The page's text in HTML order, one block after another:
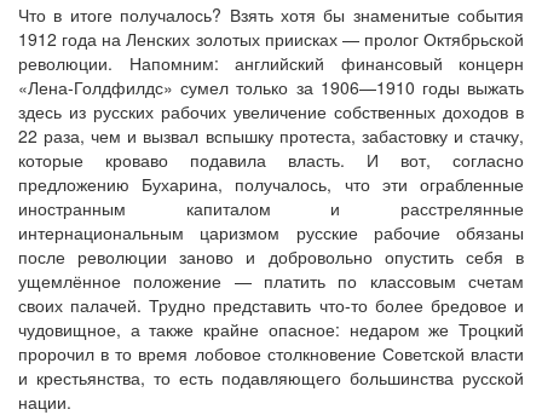
Что в итоге получалось? Взять хотя бы знаменитые события
1912 года на Ленских золотых приисках — пролог Октябрьской
революции. Напомним: английский финансовый концерн
«Лена-Голдфилдс» сумел только за 1906—1910 годы выжать
здесь из русских рабочих увеличение собственных доходов в
22 раза, чем и вызвал вспышку протеста, забастовку и стачку,
которые кроваво подавила власть. И вот, согласно
предложению Бухарина, получалось, что эти ограбленные
иностранным капиталом и расстрелянные
интернациональным царизмом русские рабочие обязаны
после революции заново и добровольно опустить себя в
ущемлённое положение — платить по классовым счетам
своих палачей. Трудно представить что-то более бредовое и
чудовищное, а также крайне опасное: недаром же Троцкий
пророчил в то время лобовое столкновение Советской власти
и крестьянства, то есть подавляющего большинства русской
нации.